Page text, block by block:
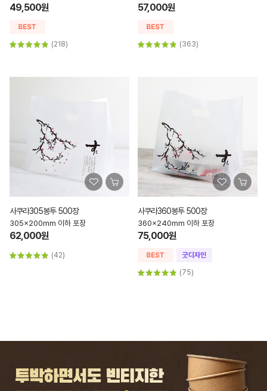
49,500원
(218)
57,000원
(363)
사쿠라305봉투 500장
305x200mm 이하 포장
62,000원
(42)
사쿠라360봉투 500장
360x240mm 이하 포장
75,000원
(75)